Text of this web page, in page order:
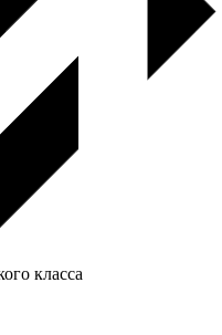
класса